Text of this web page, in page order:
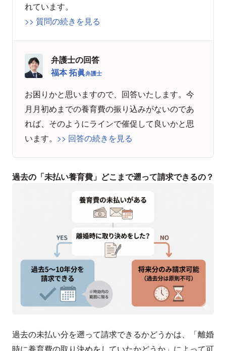
れています。
>> 質問の続きを見る
弁護士の回答
福本 拓眞弁護士
お困りかと思いますので、回答いたします。今
月月初めまでの養育費の振り込みがないのであ
れば、そのようにラインで催促して良いかと思
います。 >> 回答の続きを見る
過去の「未払い養育費」どこまで遡って請求できるの？
過去の未払い分を遡って請求できるかどうかは、「離婚